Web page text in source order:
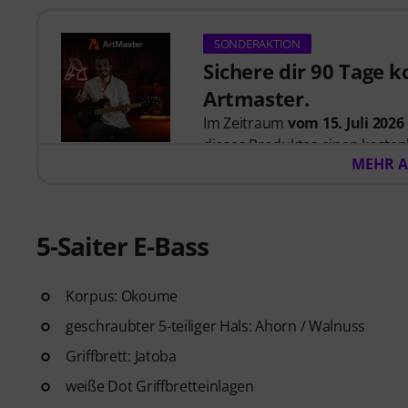
SONDERAKTION
Sichere dir 90 Tage
Artmaster.
Im Zeitraum vom 15. Juli
dieses Produktes einen
Artmaster-Kurse bietet–
sind.
der für seinen ganzheitlichen
Tracks, Technik-Workouts und
MEHR
5-Saiter E-Bass
Korpus: Okoume
geschraubter 5-teiliger Hals: Ahorn / Walnuss
Griffbrett: Jatoba
weiße Dot Griffbretteinlagen